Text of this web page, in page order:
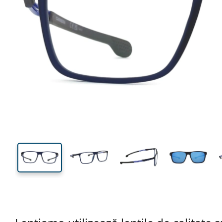
42 mm
Înălțime lentilă Lățimea lentilei
Lățimea